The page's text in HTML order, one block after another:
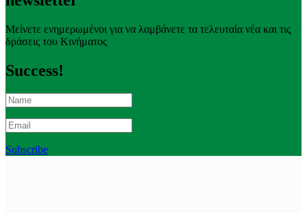
Μείνετε ενημερωμένοι για να λαμβάνετε τα τελευταία νέα και τις
δράσεις του Κινήματος
Success!
Subscribe